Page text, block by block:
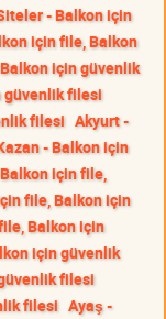
- Balkon için
için file, Balkon
için güvenlik
güvenlik filesi
filesi Akyurt -
- Balkon için
için file,
file, Balkon için
Balkon için
için güvenlik
filesi
filesi Ayaş -